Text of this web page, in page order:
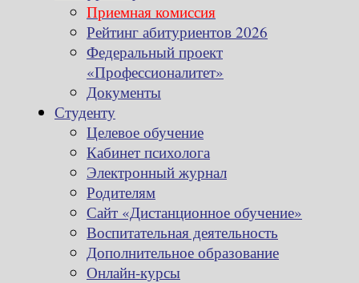
Приемная комиссия
Рейтинг абитуриентов 2026
Федеральный проект
«Профессионалитет»
Документы
Студенту
Целевое обучение
Кабинет психолога
Электронный журнал
Родителям
Сайт «Дистанционное обучение»
Воспитательная деятельность
Дополнительное образование
Онлайн-курсы